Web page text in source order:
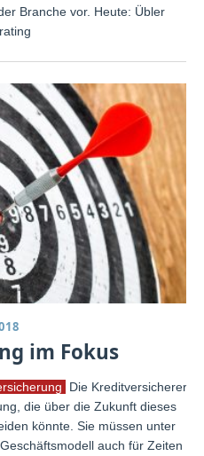
Branche vor. Heute: Übler
im Fokus
Die Kreditversicherer
die über die Zukunft dieses
könnte. Sie müssen unter
auch für Zeiten